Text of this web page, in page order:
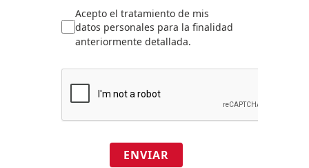
Acepto el tratamiento de mis
datos personales para la finalidad
anteriormente detallada.
ENVIAR